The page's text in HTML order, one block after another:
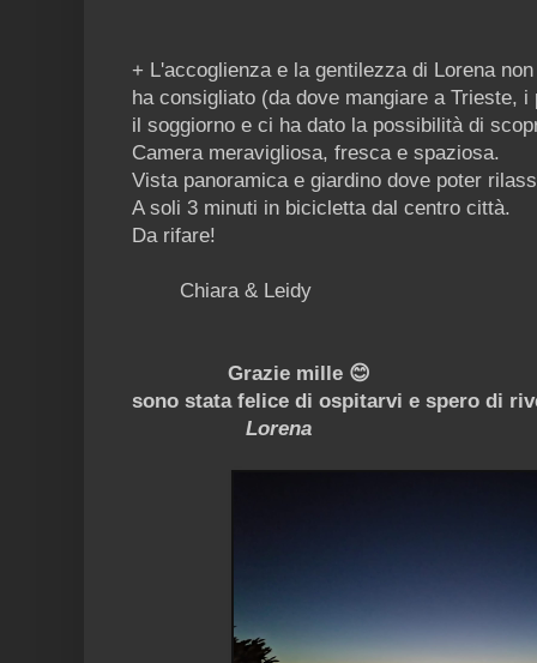
+ L'accoglienza e la gentilezza di Lorena
ha consigliato (da dove mangiare a Trieste,
il soggiorno e ci ha dato la possibilità di
Camera meravigliosa, fresca e spaziosa.
Vista panoramica e giardino dove poter
A soli 3 minuti in bicicletta dal centro città.
Da rifare!
Chiara & Leidy
Grazie mille 😊
sono stata felice di ospitarvi e spero di
Lorena